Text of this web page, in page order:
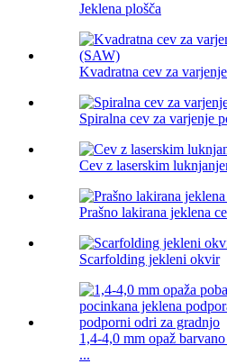
Jeklena plošča
Kvadratna cev za
Spiralna cev za varjenje
Cev z laserskim
Prašno lakirana jeklena
Scarfolding jekleni okvir
1,4-4,0 mm opaž
...